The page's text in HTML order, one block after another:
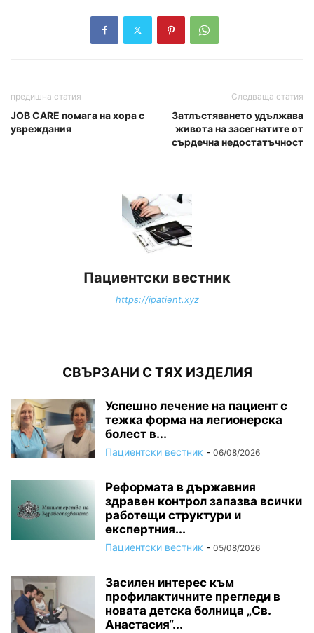
предишна статия
JOB CARE помага на хора с
увреждания
Следваща статия
Затлъстяването удължава
живота на засегнатите от
сърдечна недостатъчност
Пациентски вестник
https://ipatient.xyz
СВЪРЗАНИ С ТЯХ ИЗДЕЛИЯ
Успешно лечение на пациент с
тежка форма на легионерска
болест в...
Пациентски вестник - 06/08/2026
Реформата в държавния
здравен контрол запазва всички
работещи структури и
експертния...
Пациентски вестник - 05/08/2026
Засилен интерес към
профилактичните прегледи в
новата детска болница „Св.
Анастасия“...